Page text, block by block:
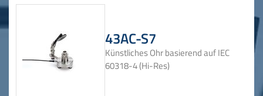
43AC-S7
Künstliches Ohr basierend auf IEC
60318-4 (Hi-Res)